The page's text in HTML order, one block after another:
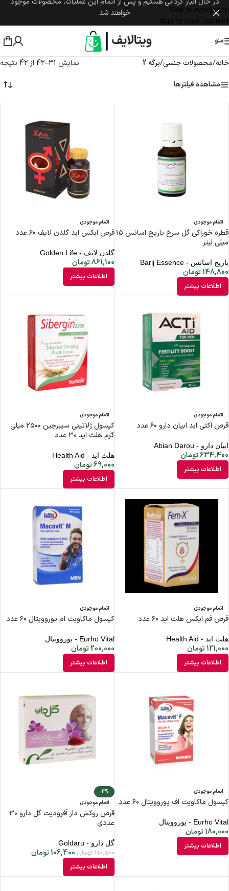
Skip to navigation
Skip to main content
خواهند شد
منو
خانه/محصولات جنسی/برگه 2
نمایش 31–42 از 42 نتیجه
مشاهده فیلترها
اتمام موجودی
قطره خوراکی گل سرخ باریج اسانس ۱۵
میلی لیتر
باریج اسانس - Barij Essence
148,800تومان
اطلاعات بیشتر
اتمام موجودی
قرص ایکس اید گلدن لایف ۶۰ عدد
گلدن لایف - Golden Life
861,100تومان
اطلاعات بیشتر
اتمام موجودی
قرص اکتی اید ابیان دارو ۶۰ عدد
ابیان دارو - Abian Darou
634,400تومان
اطلاعات بیشتر
اتمام موجودی
کپسول ژلاتینی سیبرجین ۲۵۰۰ میلی
گرم هلث اید ۳۰ عدد
هلث اید - Health Aid
69,000تومان
اطلاعات بیشتر
اتمام موجودی
قرص فم ایکس هلث اید ۶۰ عدد
هلث اید - Health Aid
121,000تومان
اطلاعات بیشتر
اتمام موجودی
کپسول ماکاویت ام یوروویتال ۶۰ عدد
Eurho Vital - یوروویتال
200,000 تومان
اطلاعات بیشتر
اتمام موجودی
کپسول ماکاویت اف یوروویتال ۶۰ عدد
Eurho Vital - یوروویتال
180,000تومان
اطلاعات بیشتر
-4%
اتمام موجودی
قرص روکش دار آفرودیت گل دارو ۳۰
عددی
گل دارو - Goldaru
110,500 تومان106,400تومان
اطلاعات بیشتر